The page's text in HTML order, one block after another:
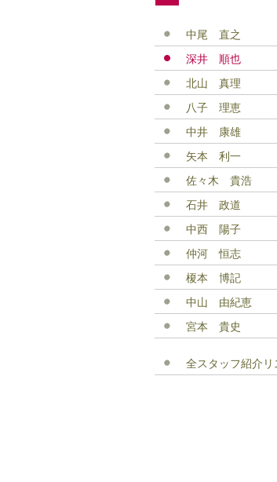
中尾 直之
深井 順也
北山 真理
八子 理恵
中井 康雄
矢本 利一
佐々木 貴浩
石井 政道
中西 陽子
仲河 恒志
榎本 博記
中山 由紀恵
宮本 貴史
全スタッフ紹介リ